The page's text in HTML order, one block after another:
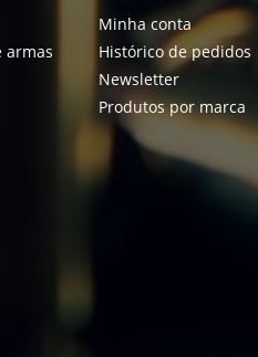
armas
Minha conta
Histórico de pedidos
Newsletter
Produtos por marca